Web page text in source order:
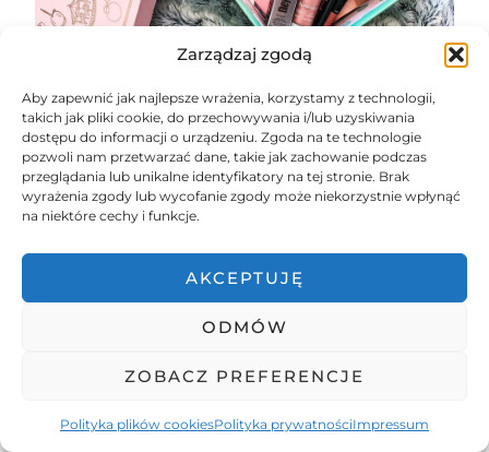
Zarządzaj zgodą
Aby zapewnić jak najlepsze wrażenia, korzystamy z technologii,
takich jak pliki cookie, do przechowywania i/lub uzyskiwania
dostępu do informacji o urządzeniu. Zgoda na te technologie
pozwoli nam przetwarzać dane, takie jak zachowanie podczas
przeglądania lub unikalne identyfikatory na tej stronie. Brak
wyrażenia zgody lub wycofanie zgody może niekorzystnie wpłynąć
na niektóre cechy i funkcje.
AKCEPTUJĘ
ODMÓW
ZOBACZ PREFERENCJE
Polityka plików cookiesPolityka prywatnościImpressum
Glossybox subskrybuję już parę dobrych miesięcy, a
stało się to za sprawą mojej koleżanki z Berlina,
która była nim wprost zachwycona i do momentu,
kiedy sama nie dostałam swojego pierwszego
pudełka, ciągle nie rozumiałam, skąd…